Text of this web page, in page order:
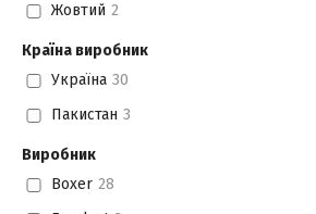
Жовтий 2
Країна виробник
Україна 30
Пакистан 3
Виробник
Boxer 28